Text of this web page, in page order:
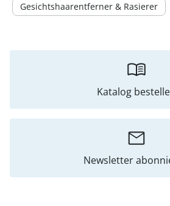
Gesichtshaarentferner & Rasierer
Katalog
Newsletter